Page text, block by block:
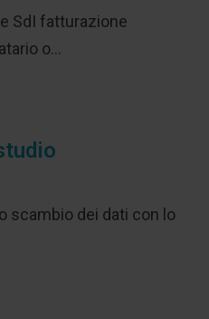
SdI fatturazione
o...
scambio dei dati con lo